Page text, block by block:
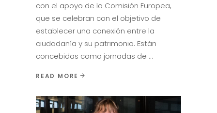
con el apoyo de la Comisión Europea,
que se celebran con el objetivo de
establecer una conexión entre la
ciudadanía y su patrimonio. Están
concebidas como jornadas de
READ MORE